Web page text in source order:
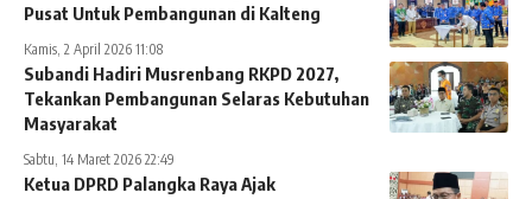
Pusat Untuk Pembangunan di Kalteng
Kamis, 2 April 2026 11:08
Subandi Hadiri Musrenbang RKPD 2027,
Tekankan Pembangunan Selaras Kebutuhan
Masyarakat
Sabtu, 14 Maret 2026 22:49
Ketua DPRD Palangka Raya Ajak